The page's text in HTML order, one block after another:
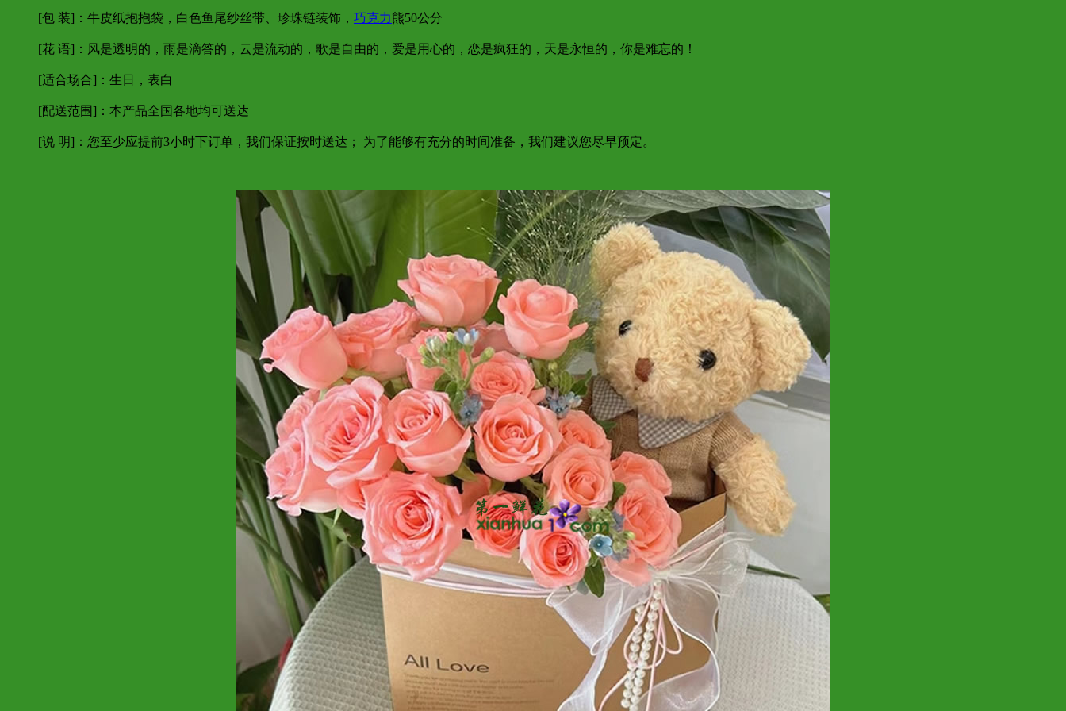
[包 装]：牛皮纸抱抱袋，白色鱼尾纱丝带、珍珠链装饰， 巧克力熊50公分
[花 语]：风是透明的，雨是滴答的，云是流动的，歌是自由的，爱是用心的，恋是疯狂的，天是永恒的，你是难忘的！
[适合场合]：生日，表白
[配送范围]：本产品全国各地均可送达
[说 明]：您至少应提前3小时下订单，我们保证按时送达； 为了能够有充分的时间准备，我们建议您尽早预定。